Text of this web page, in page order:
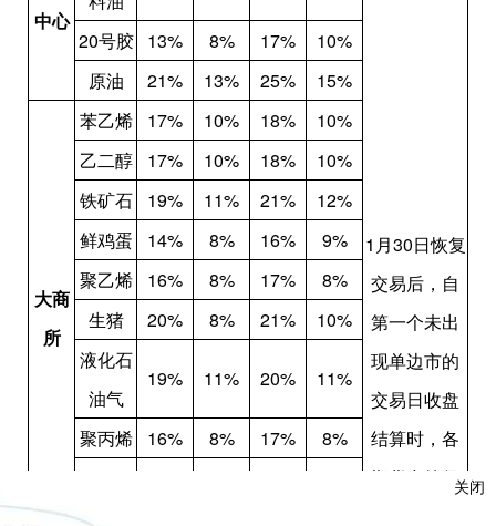
1月30日恢复
交易后，自
第一个未出
现单边市的
交易日收盘
结算时，各
期货合约保
中心
20号胶 13% 8% 17%
10%
原油
21% 13% 25% 15%
大商
所
苯乙烯 17% 10% 18%
10%
乙二醇
17% 10% 18%
10%
铁矿石
19% 11% 21%
12%
鲜鸡蛋
14% 8% 16%
9%
聚乙烯
16% 8% 17%
8%
生猪
20% 8% 21%
10%
液化石
油气
19% 11% 20% 11%
聚丙烯 16% 8% 17%
8%
关闭